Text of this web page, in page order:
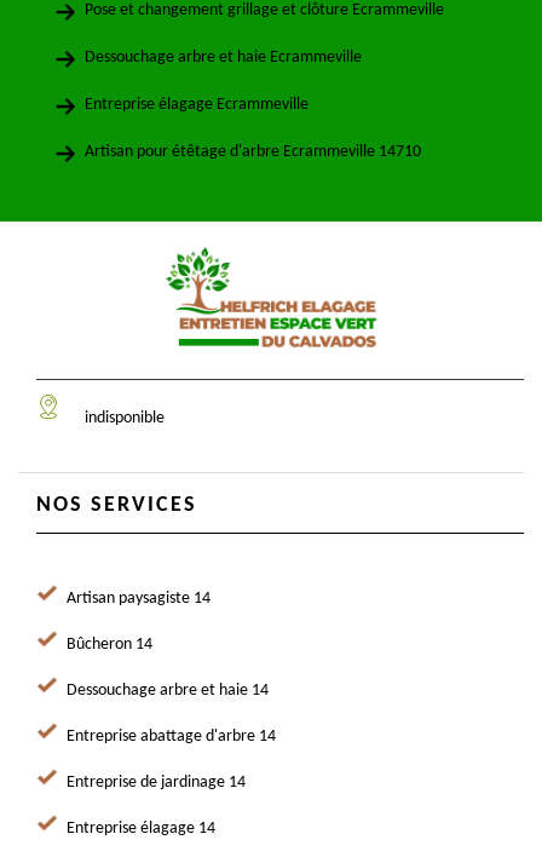
Pose et changement grillage et clôture Ecrammeville
Dessouchage arbre et haie Ecrammeville
Entreprise élagage Ecrammeville
Artisan pour étêtage d'arbre Ecrammeville 14710
indisponible
NOS SERVICES
Artisan paysagiste 14
Bûcheron 14
Dessouchage arbre et haie 14
Entreprise abattage d'arbre 14
Entreprise de jardinage 14
Entreprise élagage 14